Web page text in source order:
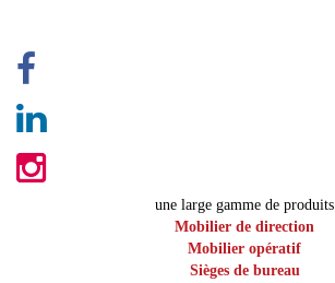
une large gamme de produits
Mobilier de direction
Mobilier opératif
Sièges de bureau